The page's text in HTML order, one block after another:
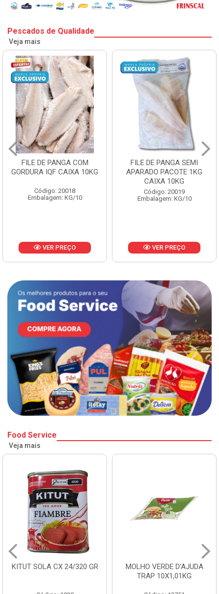
Pescados de Qualidade
Veja mais
FILE DE PANGA SEMI
APARADO PACOTE 1KG
Código: 20019
Embalagem: KG/10
VER PREÇO
POLACA DESFIADA
PESCAMARES PCT5KG
CX10KG
Código: 20161
Embalagem: KG/10
VER PREÇO
Food Service
Veja mais
SOLA CX 24/320 GR
MOLHO VERDE D'AJUDA
TRAP 10X1,01KG